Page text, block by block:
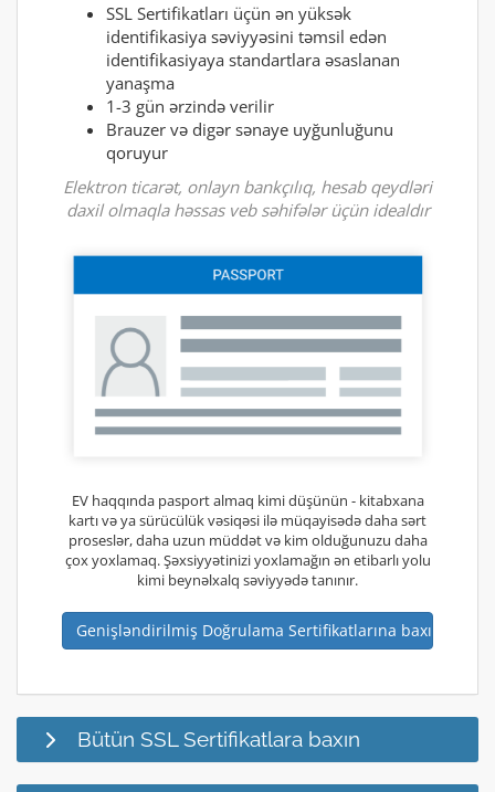
SSL Sertifikatları üçün ən yüksək
identifikasiya səviyyəsini təmsil edən
identifikasiyaya standartlara əsaslanan
yanaşma
1-3 gün ərzində verilir
Brauzer və digər sənaye uyğunluğunu
qoruyur
Elektron ticarət, onlayn bankçılıq, hesab qeydləri
daxil olmaqla həssas veb səhifələr üçün idealdır
EV haqqında pasport almaq kimi düşünün - kitabxana
kartı və ya sürücülük vəsiqəsi ilə müqayisədə daha sərt
proseslər, daha uzun müddət və kim olduğunuzu daha
çox yoxlamaq. Şəxsiyyətinizi yoxlamağın ən etibarlı yolu
kimi beynəlxalq səviyyədə tanınır.
Genişləndirilmiş Doğrulama Sertifikatlarına baxın
Bütün SSL Sertifikatlara baxın